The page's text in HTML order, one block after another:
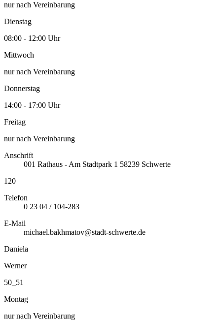
nur nach Vereinbarung
Dienstag
08:00 - 12:00 Uhr
Mittwoch
nur nach Vereinbarung
Donnerstag
14:00 - 17:00 Uhr
Freitag
nur nach Vereinbarung
Anschrift
001 Rathaus - Am Stadtpark 1 58239 Schwerte
120
Telefon
0 23 04 / 104-283
E-Mail
michael.bakhmatov@stadt-schwerte.de
Daniela
Werner
50_51
Montag
nur nach Vereinbarung